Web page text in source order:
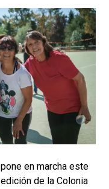
en marcha este
de la Colonia